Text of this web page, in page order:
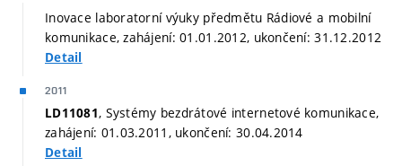
Inovace laboratorní výuky předmětu Rádiové a mobilní
komunikace, zahájení: 01.01.2012, ukončení: 31.12.2012
Detail
2011
LD11081, Systémy bezdrátové internetové komunikace,
zahájení: 01.03.2011, ukončení: 30.04.2014
Detail